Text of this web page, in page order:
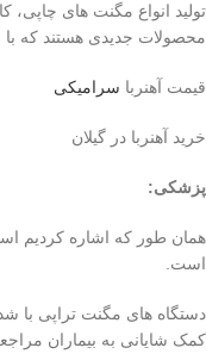
تولید انواع مگنت های
محصولات جدیدی هستند که با
قیمت آهنربا سرامیکی
خرید آهنربا در گیلان
پزشکی:
همان طور که اشاره کردیم
است.
دستگاه های مگنت تراپی با
کمک شایانی به بيماران